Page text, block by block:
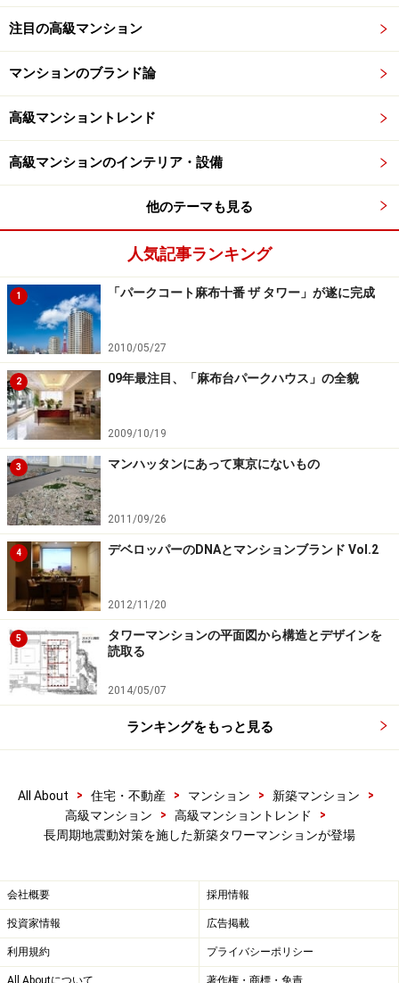
○既存の超高層建築物等への対策
・大臣認定を受けた超高層建築物、免震建築物
よる影響が大きいものについて、再検証し、必
要な補強等を行うよう要請します。
募集期間は2ヶ月。つまり、締め切った約2週間後に東日
化を進めていた矢先に、新たな大地震時の長周期地震動
のデータが、望まずも集まったことで、再検討を余儀な
くされた格好となった。
※記事内容は執筆時点のものです。最新の内容をご確認くださ
い。
注目の高級マンション
マンションのブランド論
高級マンショントレンド
高級マンションのインテリア・設備
他のテーマも見る
人気記事ランキング
1 「パークコート麻布十番 ザ タワー」が遂に完成
2010/05/27
2 09年最注目、「麻布台パークハウス」の全貌
2009/10/19
3 マンハッタンにあって東京にないもの
2011/09/26
4 デベロッパーのDNAとマンションブランド Vol.2
2012/11/20
5
タワーマンションの平面図から構造とデザインを
読取る
2014/05/07
ランキングをもっと見る
All About > 住宅・不動産 > マンション > 新築マンション
>
高級マンション
> 高級マンショントレンド
>
長周期地震動対策を施した新築タワーマンションが登場
会社概要 採用情報
投資家情報 広告掲載
利用規約 プライバシーポリシー
All Aboutについて 著作権・商標・免責